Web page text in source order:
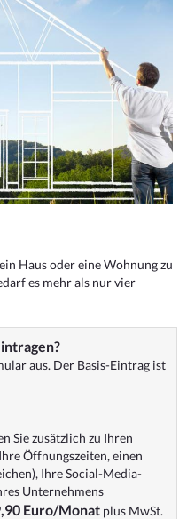
Haus oder eine Wohnung zu
es mehr als nur vier
aus. Der Basis-Eintrag ist
Sie zusätzlich zu Ihren
Öffnungszeiten, einen
Ihre Social-Media-
Unternehmens
Euro/Monat plus MwSt.